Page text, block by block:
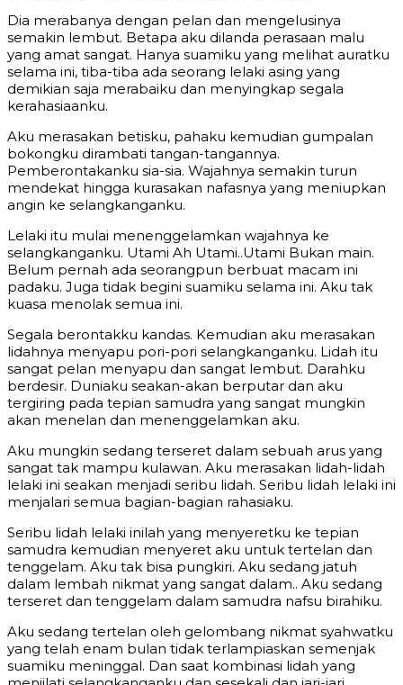
Dia merabanya dengan pelan dan mengelusinya
semakin lembut. Betapa aku dilanda perasaan malu
yang amat sangat. Hanya suamiku yang melihat auratku
selama ini, tiba-tiba ada seorang lelaki asing yang
demikian saja merabaiku dan menyingkap segala
kerahasiaanku.
Aku merasakan betisku, pahaku kemudian gumpalan
bokongku dirambati tangan-tangannya.
Pemberontakanku sia-sia. Wajahnya semakin turun
mendekat hingga kurasakan nafasnya yang meniupkan
angin ke selangkanganku.
Lelaki itu mulai menenggelamkan wajahnya ke
selangkanganku. Utami Ah Utami..Utami Bukan main.
Belum pernah ada seorangpun berbuat macam ini
padaku. Juga tidak begini suamiku selama ini. Aku tak
kuasa menolak semua ini.
Segala berontakku kandas. Kemudian aku merasakan
lidahnya menyapu pori-pori selangkanganku. Lidah itu
sangat pelan menyapu dan sangat lembut. Darahku
berdesir. Duniaku seakan-akan berputar dan aku
tergiring pada tepian samudra yang sangat mungkin
akan menelan dan menenggelamkan aku.
Aku mungkin sedang terseret dalam sebuah arus yang
sangat tak mampu kulawan. Aku merasakan lidah-lidah
lelaki ini seakan menjadi seribu lidah. Seribu lidah lelaki ini
menjalari semua bagian-bagian rahasiaku.
Seribu lidah lelaki inilah yang menyeretku ke tepian
samudra kemudian menyeret aku untuk tertelan dan
tenggelam. Aku tak bisa pungkiri. Aku sedang jatuh
dalam lembah nikmat yang sangat dalam.. Aku sedang
terseret dan tenggelam dalam samudra nafsu birahiku.
Aku sedang tertelan oleh gelombang nikmat syahwatku
yang telah enam bulan tidak terlampiaskan semenjak
suamiku meninggal. Dan saat kombinasi lidah yang